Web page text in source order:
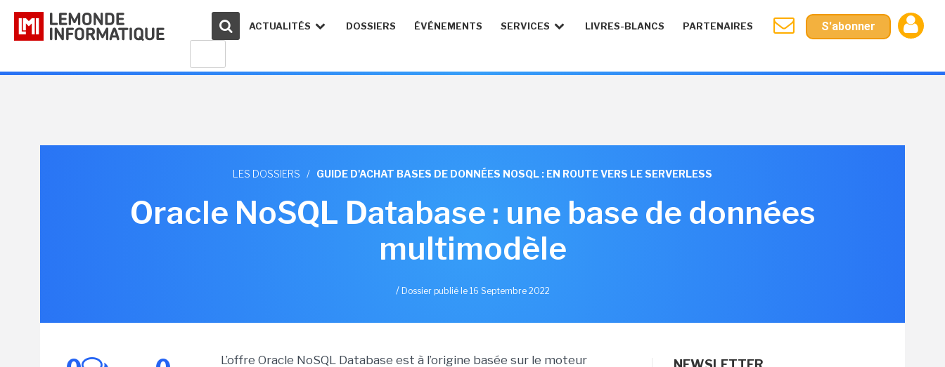
ACTUALITÉS DOSSIERS ÉVÉNEMENTS SERVICES LIVRES-BLANCS PARTENAIRES S'abonner
LES DOSSIERS / GUIDE D'ACHAT BASES DE DONNÉES NOSQL : EN ROUTE VERS LE SERVERLESS
Oracle NoSQL Database : une base de données
multimodèle
/ Dossier publié le 16 Septembre 2022
L’offre Oracle NoSQL Database est à l’origine basée sur le moteur